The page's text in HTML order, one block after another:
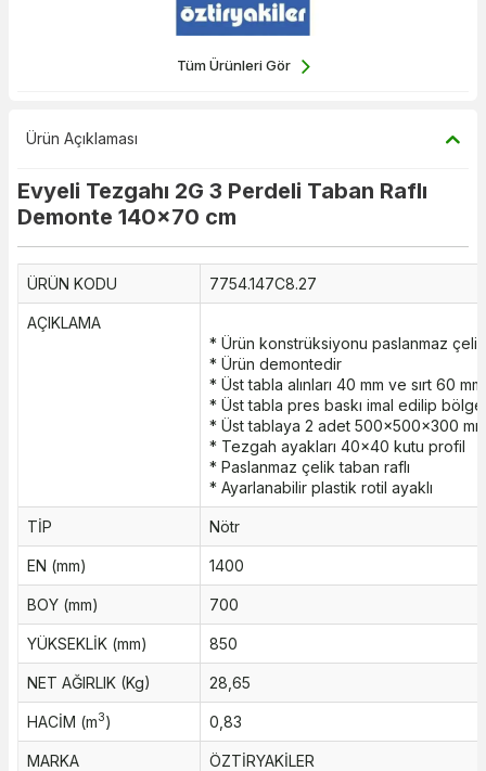
Tüm Ürünleri Gör
Ürün Açıklaması
Evyeli Tezgahı 2G 3 Perdeli Taban Raflı
Demonte 140x70 cm
ÜRÜN KODU 7754.147C8.27
AÇIKLAMA
* Ürün konstrüksiyonu paslanmaz
* Ürün demontedir
* Üst tabla alınları 40 mm ve sırt 60 mm
* Üst tabla pres baskı imal edilip
* Üst tablaya 2 adet 500x500x300
* Tezgah ayakları 40x40 kutu profil
* Paslanmaz çelik taban raflı
* Ayarlanabilir plastik rotil ayaklı
TİP Nötr
EN (mm) 1400
BOY (mm) 700
YÜKSEKLİK (mm) 850
NET AĞIRLIK (Kg) 28,65
HACİM (m3) 0,83
MARKA ÖZTİRYAKİLER